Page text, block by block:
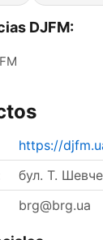
DJFM:
https://
бул. Т.
brg@brg.ua